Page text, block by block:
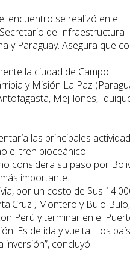
encuentro se realizó en el
de Infraestructura
y Paraguay. Asegura que
la ciudad de Campo
y Misión La Paz
Mejillones,
las principales
el tren bioceánico.
considera su paso por
importante.
por un costo de $us
Cruz , Montero y Bulo Bulo,
Perú y terminar en el
Es de ida y vuelta. Los
concluyó